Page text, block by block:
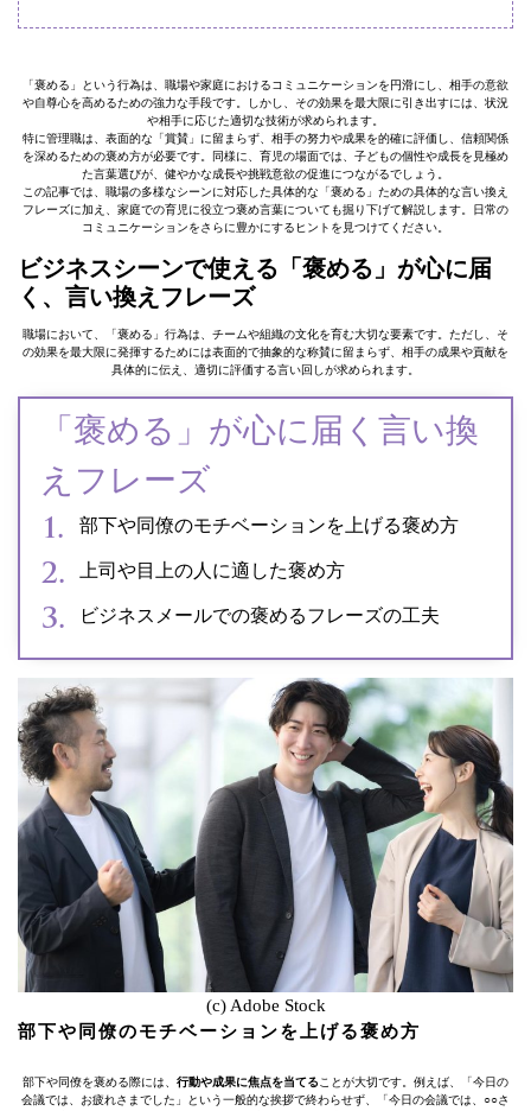
「褒める」という行為は、職場や家庭におけるコミュニケーションを円滑にし、相手の意欲
や自尊心を高めるための強力な手段です。しかし、その効果を最大限に引き出すには、状況
や相手に応じた適切な技術が求められます。
特に管理職は、表面的な「賞賛」に留まらず、相手の努力や成果を的確に評価し、信頼関係
を深めるための褒め方が必要です。同様に、育児の場面では、子どもの個性や成長を見極め
た言葉選びが、健やかな成長や挑戦意欲の促進につながるでしょう。
この記事では、職場の多様なシーンに対応した具体的な「褒める」ための具体的な言い換え
フレーズに加え、家庭での育児に役立つ褒め言葉についても掘り下げて解説します。日常の
コミュニケーションをさらに豊かにするヒントを見つけてください。
ビジネスシーンで使える「褒める」が心に届
く、言い換えフレーズ
職場において、「褒める」行為は、チームや組織の文化を育む大切な要素です。ただし、そ
の効果を最大限に発揮するためには表面的で抽象的な称賛に留まらず、相手の成果や貢献を
具体的に伝え、適切に評価する言い回しが求められます。
「褒める」が心に届く言い換
えフレーズ
部下や同僚のモチベーションを上げる褒め方
上司や目上の人に適した褒め方
ビジネスメールでの褒めるフレーズの工夫
(c) Adobe Stock
部下や同僚のモチベーションを上げる褒め方
部下や同僚を褒める際には、 行動や成果に焦点を当てる ことが大切です。例えば、「今日の
会議では、お疲れさまでした」という一般的な挨拶で終わらせず、「今日の会議では、○○さ